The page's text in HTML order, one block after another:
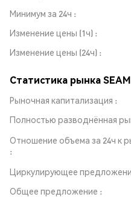
Минимум за 24ч
Изменение цены (1ч)
Изменение цены (24ч)
Статистика рынка SEAM
Рыночная капитализация
Полностью разводнённая
Отношение объема за 24ч к
Циркулирующее
Общее предложение